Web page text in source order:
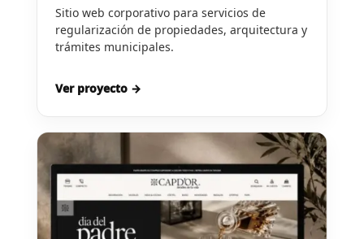
Sitio web corporativo para servicios de
regularización de propiedades, arquitectura y
trámites municipales.
Ver proyecto →